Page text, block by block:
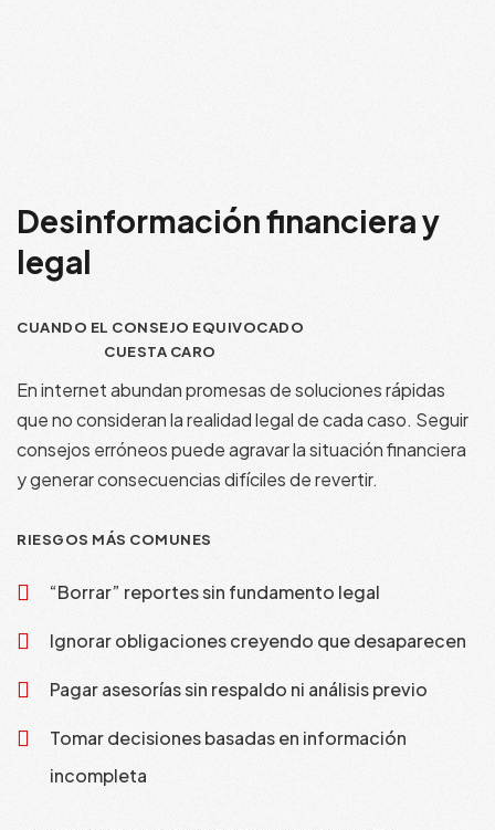
Desinformación financiera y
legal
CUANDO EL CONSEJO EQUIVOCADO
CUESTA CARO
En internet abundan promesas de soluciones rápidas
que no consideran la realidad legal de cada caso. Seguir
consejos erróneos puede agravar la situación financiera
y generar consecuencias difíciles de revertir.
RIESGOS MÁS COMUNES
“Borrar” reportes sin fundamento legal
Ignorar obligaciones creyendo que desaparecen
Pagar asesorías sin respaldo ni análisis previo
Tomar decisiones basadas en información
incompleta